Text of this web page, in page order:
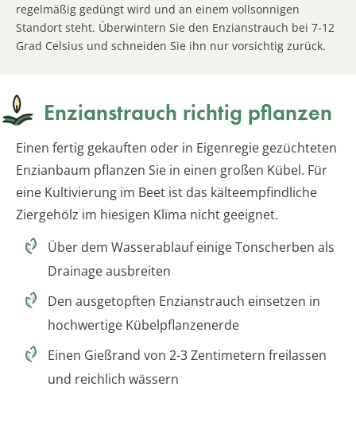
regelmäßig gedüngt wird und an einem vollsonnigen
Standort steht. Überwintern Sie den Enzianstrauch bei 7-12
Grad Celsius und schneiden Sie ihn nur vorsichtig zurück.
Enzianstrauch richtig pflanzen
Einen fertig gekauften oder in Eigenregie gezüchteten
Enzianbaum pflanzen Sie in einen großen Kübel. Für
eine Kultivierung im Beet ist das kälteempfindliche
Ziergehölz im hiesigen Klima nicht geeignet.
Über dem Wasserablauf einige Tonscherben als
Drainage ausbreiten
Den ausgetopften Enzianstrauch einsetzen in
hochwertige Kübelpflanzenerde
Einen Gießrand von 2-3 Zentimetern freilassen
und reichlich wässern